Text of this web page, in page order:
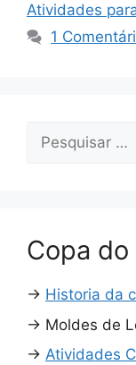
Atividades
1
Pesquisar
Copa
→ Historia da
→ Moldes de
→ Atividades